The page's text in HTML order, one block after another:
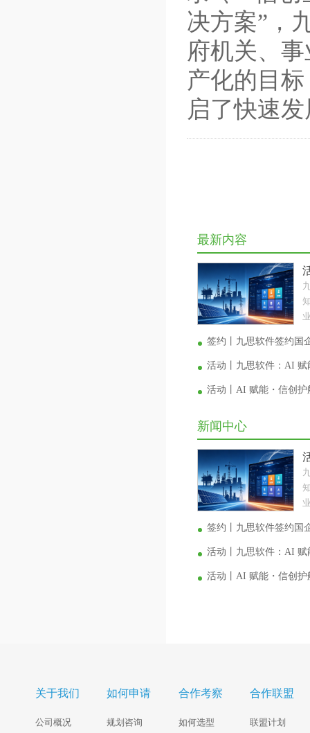
决方案”，
府机关、
产化的目
启了快速
最新内容
签约丨九思软件签约国
活动丨九思软件：AI
活动丨AI 赋能・信创
新闻中心
签约丨九思软件签约国
活动丨九思软件：AI
活动丨AI 赋能・信创
关于我们
公司概况
如何申请
规划咨询
合作考察
如何选型
合作联盟
联盟计划